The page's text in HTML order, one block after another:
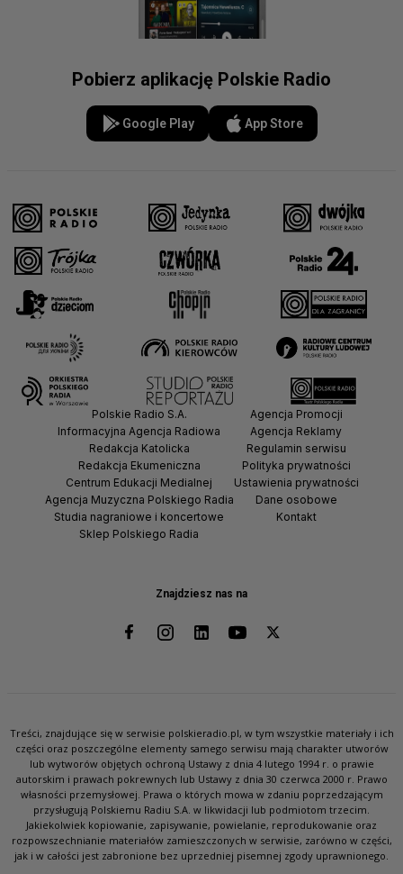
Pobierz aplikację Polskie Radio
Google Play App Store
Znajdziesz nas na
Polskie Radio S.A.
Informacyjna Agencja Radiowa
Redakcja Katolicka
Redakcja Ekumeniczna
Centrum Edukacji Medialnej
Agencja Muzyczna Polskiego Radia
Studia nagraniowe i koncertowe
Sklep Polskiego Radia
Agencja Promocji
Agencja Reklamy
Regulamin serwisu
Polityka prywatności
Ustawienia prywatności
Dane osobowe
Kontakt
Treści, znajdujące się w serwisie polskieradio.pl, w tym wszystkie materiały i ich
części oraz poszczególne elementy samego serwisu mają charakter utworów
lub wytworów objętych ochroną Ustawy z dnia 4 lutego 1994 r. o prawie
autorskim i prawach pokrewnych lub Ustawy z dnia 30 czerwca 2000 r. Prawo
własności przemysłowej. Prawa o których mowa w zdaniu poprzedzającym
przysługują Polskiemu Radiu S.A. w likwidacji lub podmiotom trzecim.
Jakiekolwiek kopiowanie, zapisywanie, powielanie, reprodukowanie oraz
rozpowszechnianie materiałów zamieszczonych w serwisie, zarówno w części,
jak i w całości jest zabronione bez uprzedniej pisemnej zgody uprawnionego.